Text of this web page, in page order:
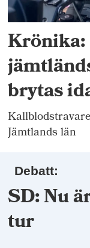
Krönika:
brytas
Jämtlands län
Debatt:
SD: Nu
tur